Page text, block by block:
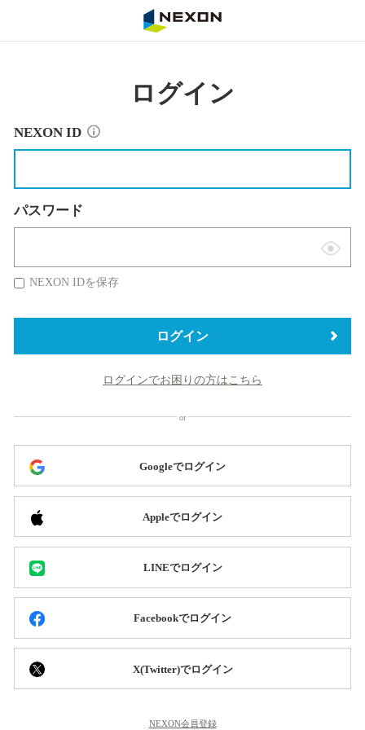
ログイン
NEXON ID
パスワード
表
替
NEXON IDを保存
ログイン
ログインでお困りの方はこちら
Googleでログイン
Appleでログイン
LINEでログイン
Facebookでログイン
X(Twitter)でログイン
NEXON会員登録